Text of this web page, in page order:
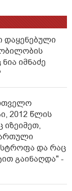
დაყენებული
იმნაძე
2012 წლის
იზეიმეთ,
და რაც
გაინაღდა" -